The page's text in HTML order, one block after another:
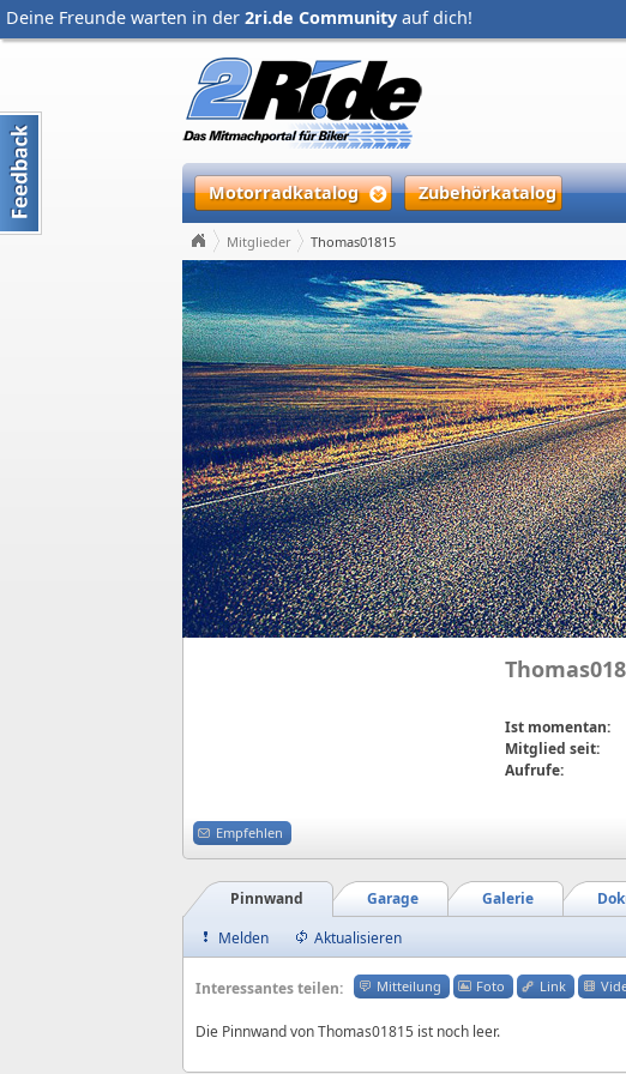
Deine Freunde warten in der 2ri.de Community auf dich!
Motorradkatalog Zubehörkatalog
Mitglieder Thomas01815
Ist momentan:
Mitglied seit:
Aufrufe:
Empfehlen
Galerie
Garage
Pinnwand
Melden
Aktualisieren
Interessantes teilen: Mitteilung Foto Link
Die Pinnwand von Thomas01815 ist noch leer.